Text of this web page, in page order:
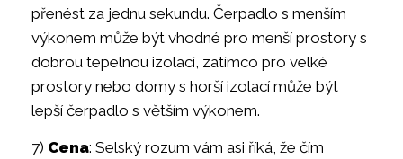
přenést za jednu sekundu. Čerpadlo s menším
výkonem může být vhodné pro menší prostory s
dobrou tepelnou izolací, zatímco pro velké
prostory nebo domy s horší izolací může být
lepší čerpadlo s větším výkonem.
7) Cena: Selský rozum vám asi říká, že čím